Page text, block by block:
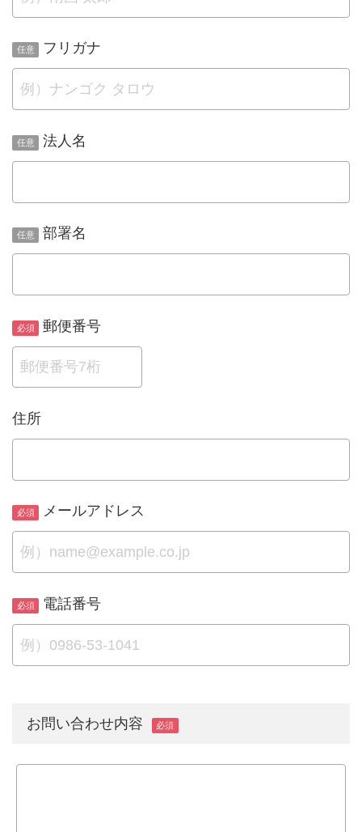
フリガナ
法人名
部署名
郵便番号
住所
メールアドレス
電話番号
お問い合わせ内容